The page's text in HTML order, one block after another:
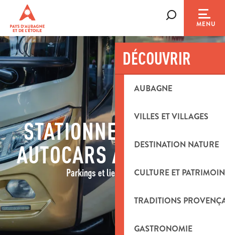
contenu
principal
MENU
DÉCOUVRIR
AUBAGNE
VILLES ET VILLAGES
DESTINATION NATURE
CULTURE ET
TRADITIONS
GASTRONOMIE
STATIONNEMENT DES
AUTOCARS À AUBAGNE
Parkings et lieux de dépose